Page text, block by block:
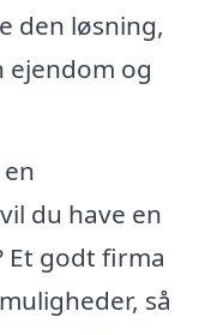
den løsning,
ejendom og
du have en
godt firma
så